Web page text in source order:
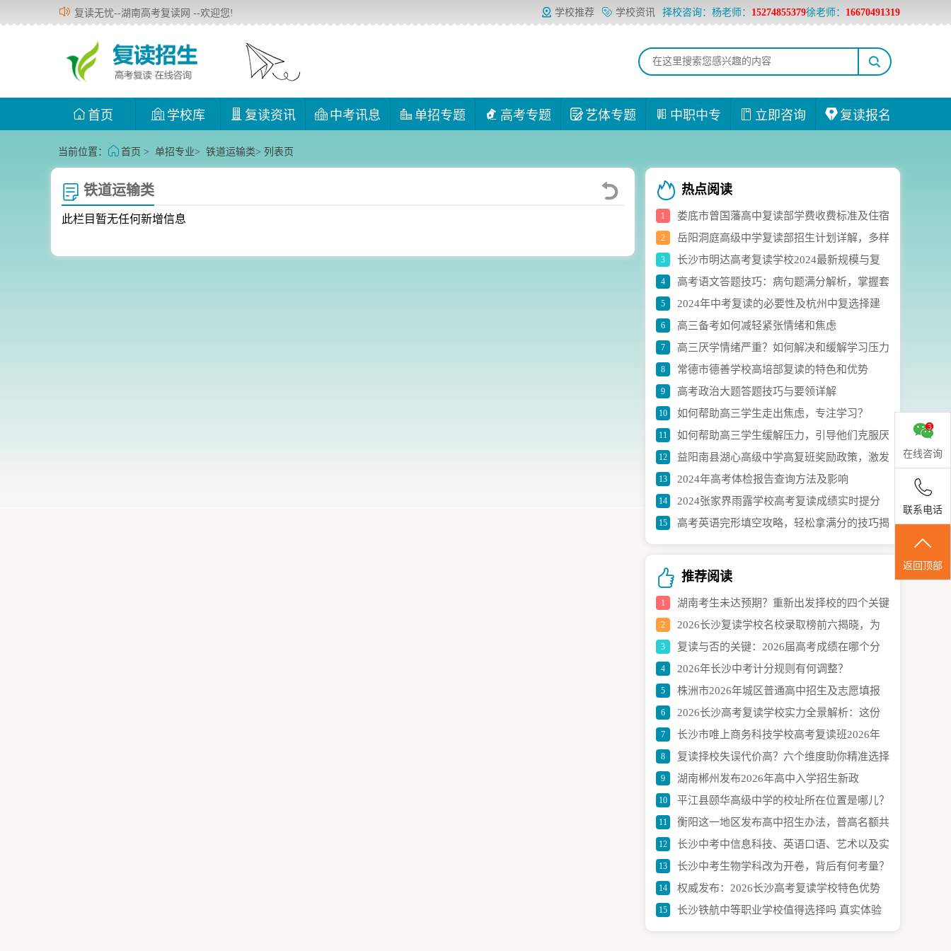
复读无忧--湖南高考复读网 --欢迎您!
首页 学校库 复读资讯 中考讯息 单招专题 高考专题 艺体专题 中职中专 立即咨询 复读报名
学校推荐 学校资讯 择校咨询：杨老师： 15274855379徐老师： 16670491319
当前位置： 首页 > 单招专业> 铁道运输类> 列表页
铁道运输类
此栏目暂无任何新增信息
热点阅读
1
娄底市曾国藩高中复读部学费收费标准及住宿
费用详解
2
岳阳洞庭高级中学复读部招生计划详解，多样
化选科组合助力学生成长
3
长沙市明达高考复读学校2024最新规模与复
读生人数实时统计
4
高考语文答题技巧：病句题满分解析，掌握套
路轻松应对
5
2024年中考复读的必要性及杭州中复选择建
议
6 高三备考如何减轻紧张情绪和焦虑
7 高三厌学情绪严重？如何解决和缓解学习压力
8 常德市德善学校高培部复读的特色和优势
9 高考政治大题答题技巧与要领详解
10 如何帮助高三学生走出焦虑，专注学习？
11
如何帮助高三学生缓解压力，引导他们克服厌
学情绪？
12
益阳南县湖心高级中学高复班奖励政策，激发
学生学习热情，提高学习积极性
13 2024年高考体检报告查询方法及影响
14
2024张家界雨露学校高考复读成绩实时提分
情况解析
15
高考英语完形填空攻略，轻松拿满分的技巧揭
秘！
推荐阅读
1
湖南考生未达预期？重新出发择校的四个关键
策略
2
2026长沙复读学校名校录取榜前六揭晓，为
梦想续航
3
复读与否的关键：2026届高考成绩在哪个分
数段需要慎重考虑？
4 2026年长沙中考计分规则有何调整？
5
株洲市2026年城区普通高中招生及志愿填报
指南
6
2026长沙高考复读学校实力全景解析：这份
榜单助你圆梦
7
长沙市唯上商务科技学校高考复读班2026年
招生简章
8 复读择校失误代价高？六个维度助你精准选择
9 湖南郴州发布2026年高中入学招生新政
10 平江县颐华高级中学的校址所在位置是哪儿？
11
衡阳这一地区发布高中招生办法，普高名额共
计7700人
12
长沙中考中信息科技、英语口语、艺术以及实
验操作等科目的考查组织方式是怎样的？
13 长沙中考生物学科改为开卷，背后有何考量？
14
权威发布：2026长沙高考复读学校特色优势
榜单，破解高分秘诀
15
长沙铁航中等职业学校值得选择吗 真实体验
与避坑指南
在线咨询
联系电话
返回顶部